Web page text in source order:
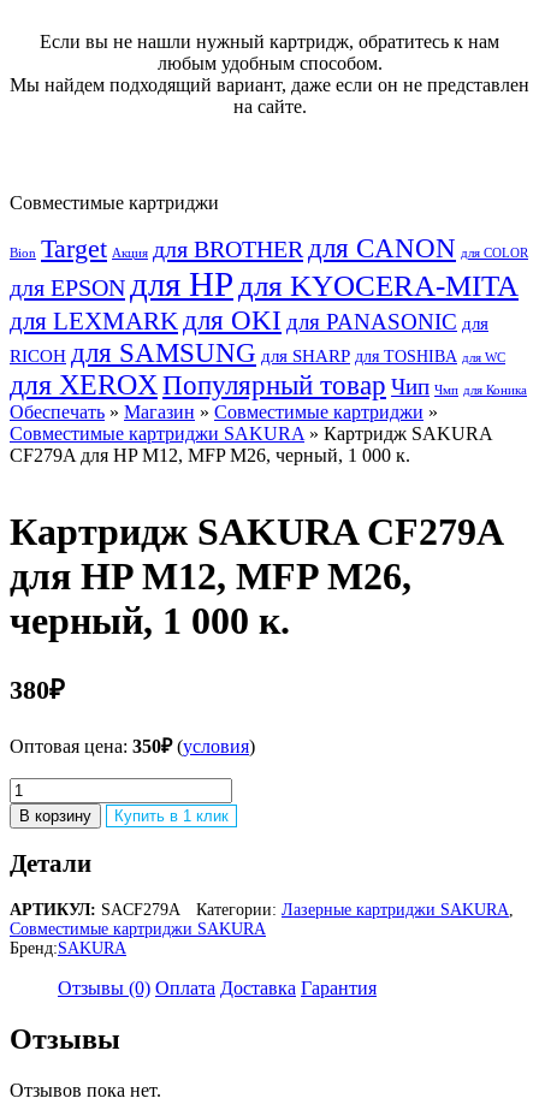
Если вы не нашли нужный картридж, обратитесь к нам
любым удобным способом.
Мы найдем подходящий вариант, даже если он не представлен
на сайте.
Совместимые картриджи
Bion Target Акция для BROTHER для CANON для COLOR
для EPSON для HP для KYOCERA-MITA
для LEXMARK для OKI для PANASONIC для
RICOH для SAMSUNG для SHARP для TOSHIBA для WC
для XEROX Популярный товар Чип Чмп для Коника
Обеспечать » Магазин » Совместимые картриджи »
Совместимые картриджи SAKURA » Картридж SAKURA
CF279A для HP M12, MFP M26, черный, 1 000 к.
Картридж SAKURA CF279A
для HP M12, MFP M26,
черный, 1 000 к.
380₽
Оптовая цена: 350₽(условия)
Количество
товара
Картридж
SAKURA
CF279A
HP
M12,
MFP
черный,
1
000
В корзину Купить в 1 клик
Детали
АРТИКУЛ: SACF279A Категории: Лазерные картриджи SAKURA
Совместимые картриджи SAKURA
Бренд:SAKURA
Отзывы (0) Оплата Доставка Гарантия
Отзывы
Отзывов пока нет.